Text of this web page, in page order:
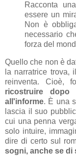
Racconta
essere un
Non è
necessario
forza del
Quello che non è
la narratrice trova,
reinventa. Cioè,
ricostruire dopo
all'informe. È una
lascia il suo
cui una penna
solo intuire,
dire di certo sul
sogni, anche se di